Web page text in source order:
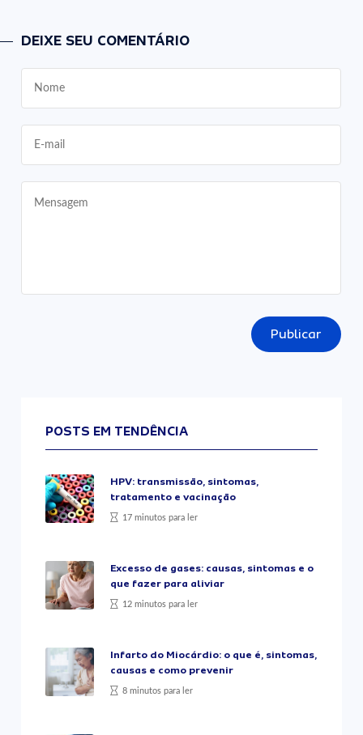
DEIXE SEU COMENTÁRIO
Publicar
POSTS EM TENDÊNCIA
HPV: transmissão, sintomas,
tratamento e vacinação
17 minutos para ler
Excesso de gases: causas, sintomas e o
que fazer para aliviar
12 minutos para ler
Infarto do Miocárdio: o que é, sintomas,
causas e como prevenir
8 minutos para ler